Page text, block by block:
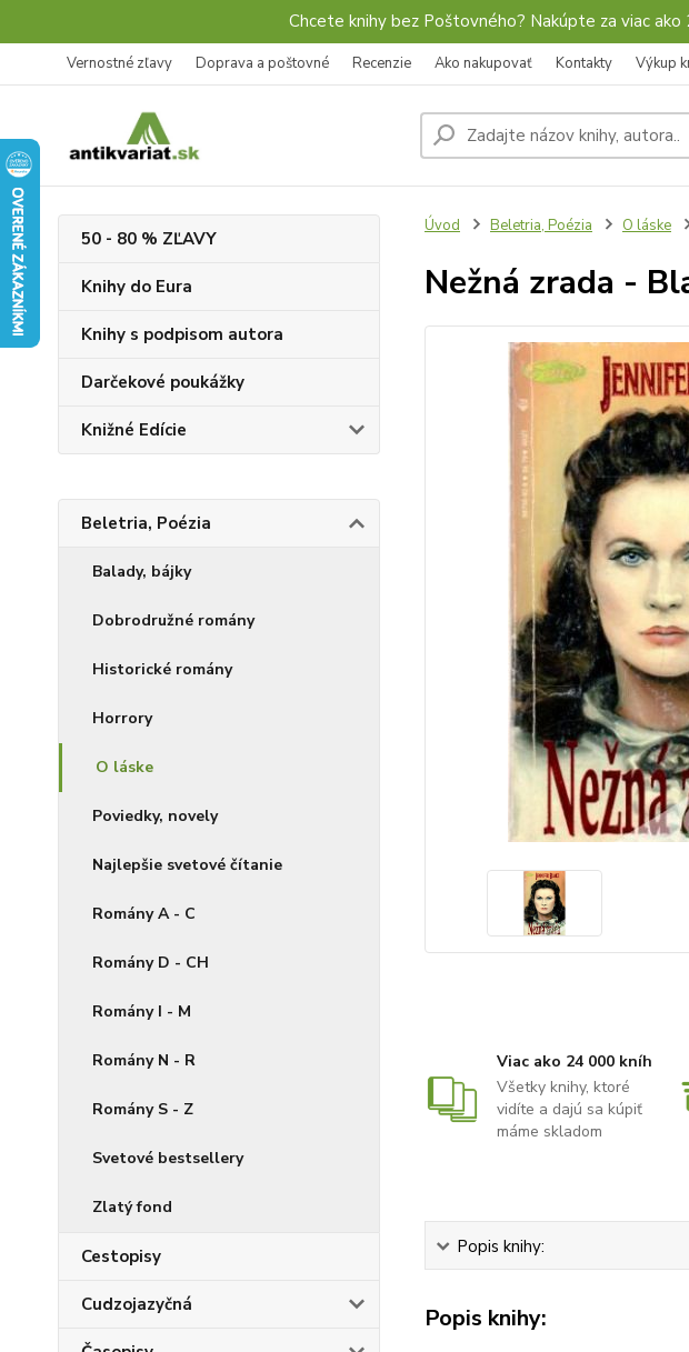
Chcete knihy bez Poštovného? Nakúpte za viac
Vernostné zľavy Doprava a poštovné Recenzie Ako nakupovať Kontakty Výkup
50 - 80 % ZĽAVY
Knihy do Eura
Knihy s podpisom autora
Darčekové poukážky
Knižné Edície
Beletria, Poézia
Balady, bájky
Dobrodružné romány
Historické romány
Horrory
O láske
Poviedky, novely
Najlepšie svetové čítanie
Romány A - C
Romány D - CH
Romány I - M
Romány N - R
Romány S - Z
Svetové bestsellery
Zlatý fond
Cestopisy
Cudzojazyčná
Úvod Beletria, Poézia O láske
Nežná zrada -
Viac ako 24 000 kníh
Všetky knihy, ktoré
vidíte a dajú sa kúpiť
máme skladom
Popis knihy:
Popis knihy: